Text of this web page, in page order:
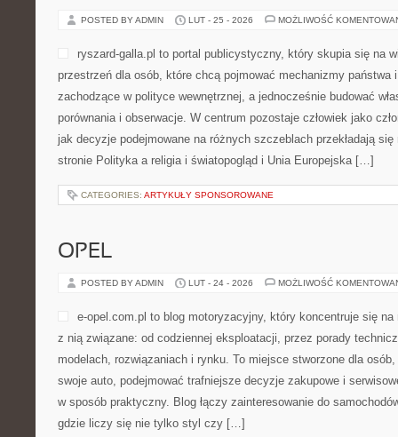
POSTED BY ADMIN LUT - 25 - 2026 MOŻLIWOŚĆ
ryszard-galla.pl to portal publicystyczny, który skupia się na
przestrzeń dla osób, które chcą pojmować mechanizmy państwa
zachodzące w polityce wewnętrznej, a jednocześnie budować
porównania i obserwacje. W centrum pozostaje człowiek jako
jak decyzje podejmowane na różnych szczeblach przekładają
stronie Polityka a religia i światopogląd i Unia Europejska […]
CATEGORIES: ARTYKUŁY SPONSOROWANE
OPEL
POSTED BY ADMIN LUT - 24 - 2026 MOŻLIWOŚĆ
e-opel.com.pl to blog motoryzacyjny, który koncentruje się
z nią związane: od codziennej eksploatacji, przez porady
modelach, rozwiązaniach i rynku. To miejsce stworzone dla
swoje auto, podejmować trafniejsze decyzje zakupowe i
w sposób praktyczny. Blog łączy zainteresowanie do
gdzie liczy się nie tylko styl czy […]